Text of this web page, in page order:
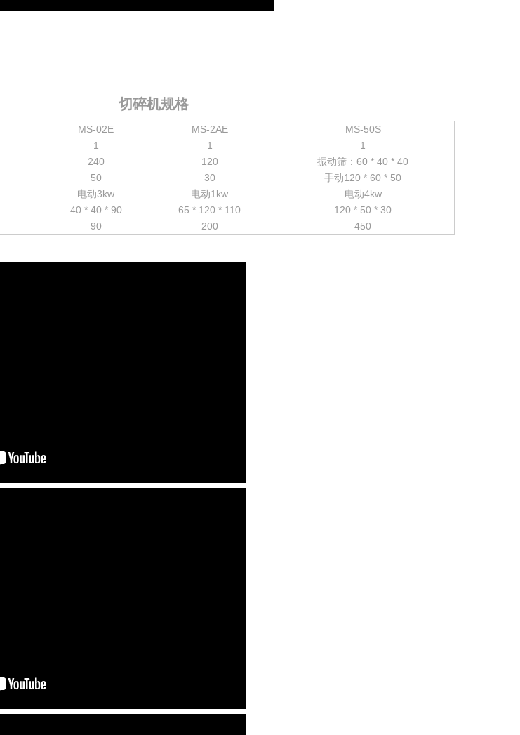
切碎机规格
MS-02E MS-2AE
MS-50S
1 1
1
240 120
振动筛：60 * 40 * 40
50 30
手动120 * 60 * 50
电动3kw 电动1kw
电动4kw
40 * 40 * 90 65 * 120 * 110
120 * 50 * 30
90 200 450